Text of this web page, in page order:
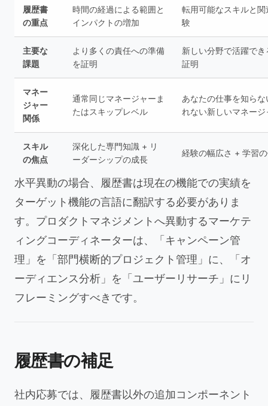
履歴書
の重点
時間の経過による範囲と
インパクトの増加
転用可能なスキルと関
験
主要な
課題
より多くの責任への準備
を証明
新しい分野で活躍で
証明
マネー
ジャー
関係
通常同じマネージャーま
たはスキップレベル
あなたの仕事を知ら
れない新しいマネージ
スキル
の焦点
深化した専門知識 + リ
ーダーシップの成長
経験の幅広さ + 学習
水平異動の場合、履歴書は現在の機能での実績を
ターゲット機能の言語に翻訳する必要がありま
す。プロダクトマネジメントへ異動するマーケテ
ィングコーディネーターは、「キャンペーン管
理」を「部門横断的プロジェクト管理」に、「オ
ーディエンス分析」を「ユーザーリサーチ」にリ
フレーミングすべきです。
履歴書の補足
社内応募では、履歴書以外の追加コンポーネント